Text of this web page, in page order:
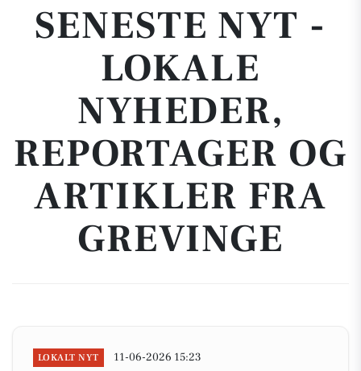
SENESTE NYT -
LOKALE
NYHEDER,
REPORTAGER OG
ARTIKLER FRA
GREVINGE
LOKALT NYT 11-06-2026 15:23